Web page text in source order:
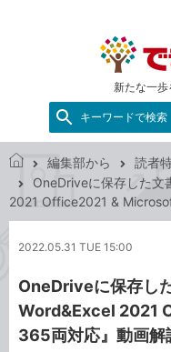
新たな一
キーワードで検索
で
き
ッ
編集部から
読者
OneDriveに保存した文
2021 Office2021 &
2022.05.31 TUE 15:00
OneDriveに保存し
Word&Excel 2021
365両対応』動画解